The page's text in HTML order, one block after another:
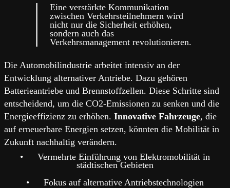
Eine verstärkte Kommunikation
zwischen Verkehrsteilnehmern wird
nicht nur die Sicherheit erhöhen,
sondern auch das
Verkehrsmanagement revolutionieren.
Die Automobilindustrie arbeitet intensiv an der
Entwicklung alternativer Antriebe. Dazu gehören
Batterieantriebe und Brennstoffzellen. Diese Schritte sind
entscheidend, um die CO2-Emissionen zu senken und die
Energieeffizienz zu erhöhen. Innovative Fahrzeuge, die
auf erneuerbare Energien setzen, könnten die Mobilität in
Zukunft nachhaltig verändern.
•
Vermehrte Einführung von Elektromobilität in
städtischen Gebieten
•
Fokus auf alternative Antriebstechnologien